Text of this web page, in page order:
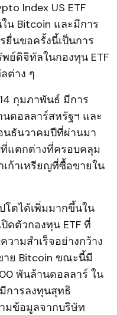
Index US ETF
น Bitcoin และมีการ
ยื่นขอครั้งนี้เป็นการ
ย์ดิจิทัลในกองทุน ETF
ต่าง ๆ
กุมภาพันธ์ มีการ
ดอลลาร์สหรัฐฯ และ
นธันวาคมปีที่ผ่านมา
แตกต่างที่ครอบคลุม
ก้าเหรียญที่ซื้อขายใน
โตได้เพิ่มมากขึ้นใน
ดตัวกองทุน ETF ที่
ามสำเร็จอย่างกว้าง
าย Bitcoin ขณะนี้มี
พันล้านดอลลาร์ ใน
การลงทุนสุทธิ
มข้อมูลจากบริษัท